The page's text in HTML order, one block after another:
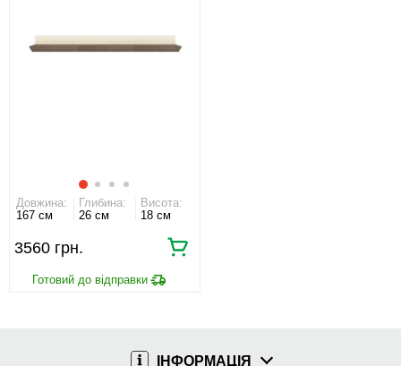
Довжина:
167 см
Глибина:
26 см
Висота:
18 см
3560 грн.
ІНФОРМАЦІЯ